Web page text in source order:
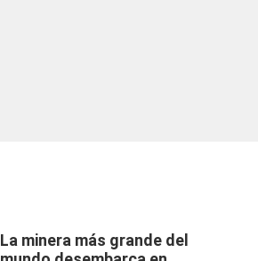
La minera más grande del